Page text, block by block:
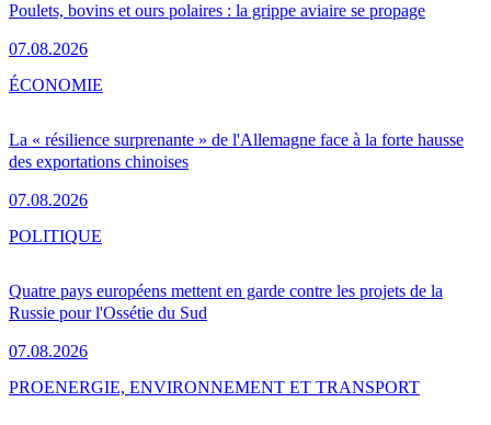
Poulets, bovins et ours polaires : la grippe aviaire se propage
07.08.2026
La « résilience surprenante » de l'Allemagne face à la forte hausse
des exportations chinoises
07.08.2026
ÉCONOMIE
Quatre pays européens mettent en garde contre les projets de la
Russie pour l'Ossétie du Sud
07.08.2026
POLITIQUE
PROENERGIE, ENVIRONNEMENT ET TRANSPORT